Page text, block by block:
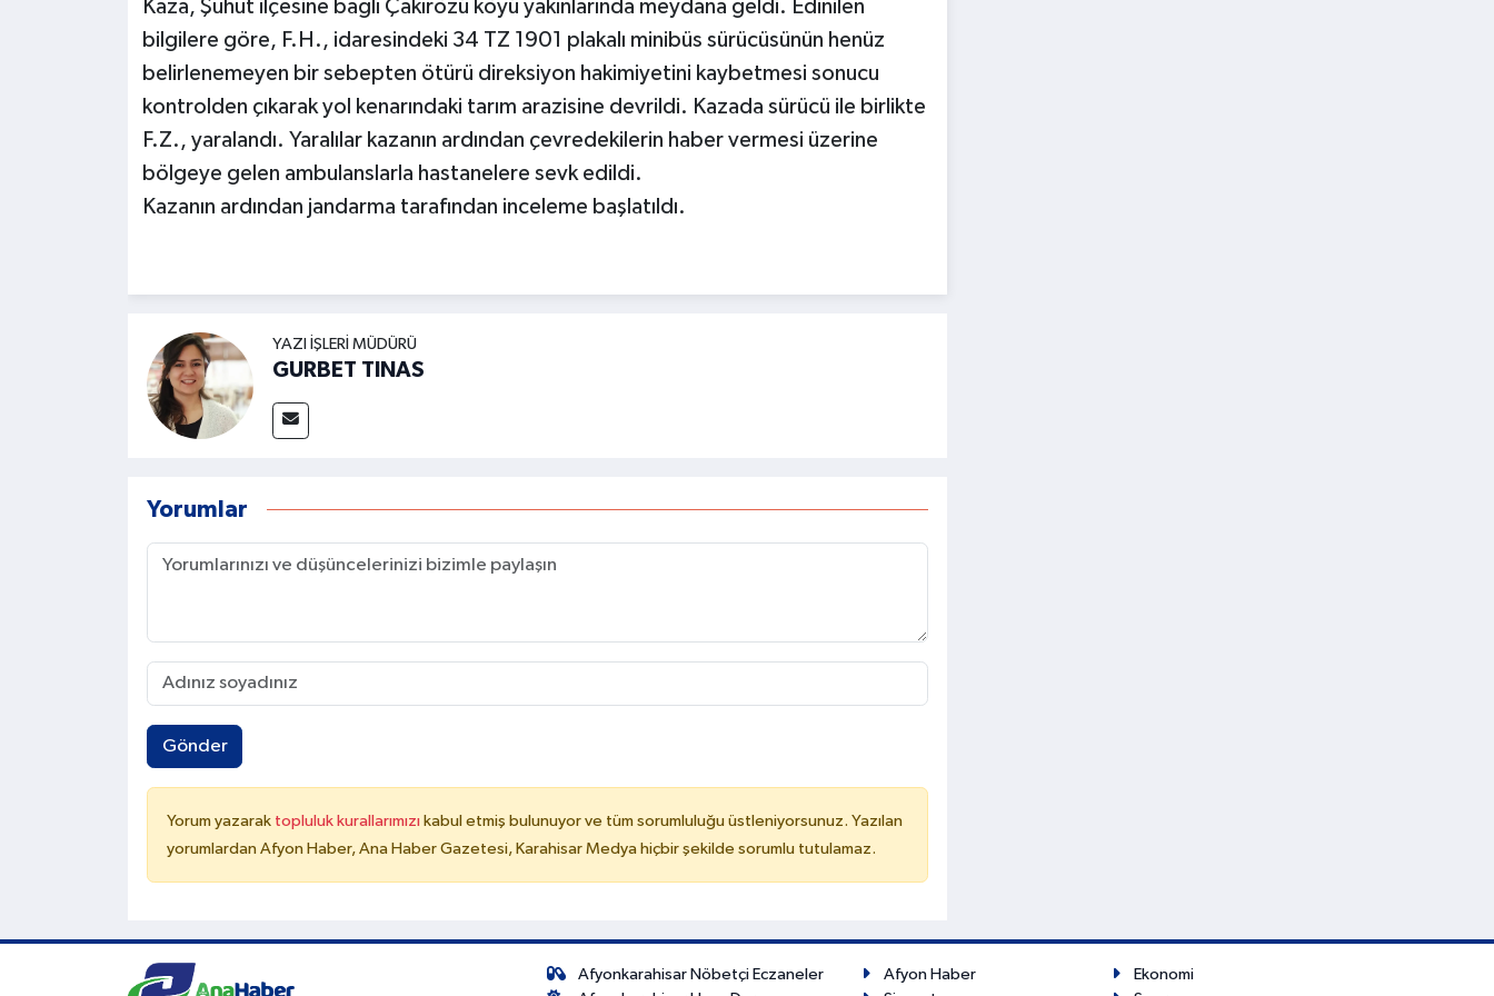
Kaza, Şuhut ilçesine bağlı Çakırözü köyü yakınlarında meydana geldi. Edinilen
bilgilere göre, F.H., idaresindeki 34 TZ 1901 plakalı minibüs sürücüsünün henüz
belirlenemeyen bir sebepten ötürü direksiyon hakimiyetini kaybetmesi sonucu
kontrolden çıkarak yol kenarındaki tarım arazisine devrildi. Kazada sürücü ile birlikte
F.Z., yaralandı. Yaralılar kazanın ardından çevredekilerin haber vermesi üzerine
bölgeye gelen ambulanslarla hastanelere sevk edildi.
Kazanın ardından jandarma tarafından inceleme başlatıldı.
YAZI İŞLERI MÜDÜRÜ
GURBET TINAS
Yorumlar
Gönder
Yorum yazarak topluluk kurallarımızı kabul etmiş bulunuyor ve tüm sorumluluğu üstleniyorsunuz. Yazılan
yorumlardan Afyon Haber, Ana Haber Gazetesi, Karahisar Medya hiçbir şekilde sorumlu tutulamaz.
Afyonkarahisar Nöbetçi Eczaneler
Afyon Haber
Ekonomi